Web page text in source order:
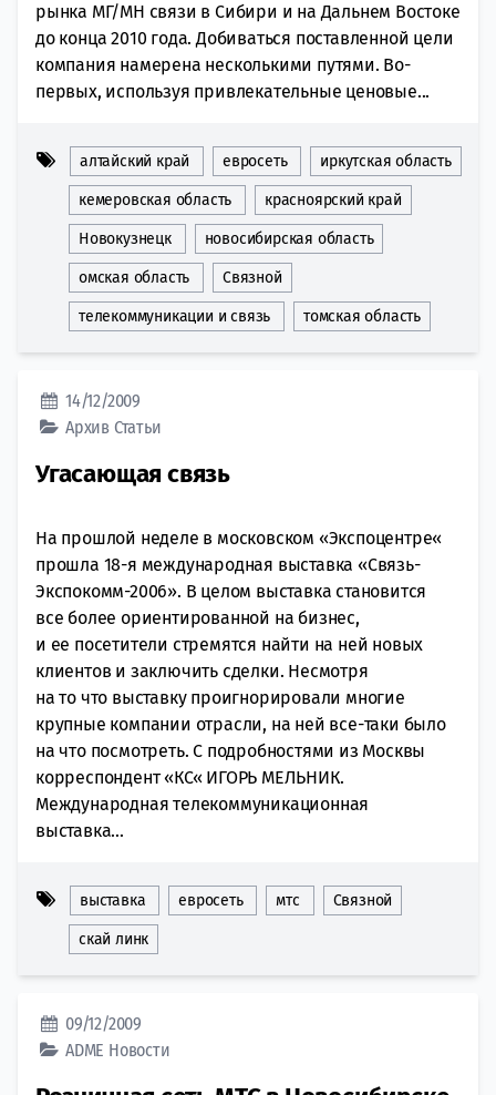
рынка МГ/МН связи в Сибири и на Дальнем Востоке
до конца 2010 года. Добиваться поставленной цели
компания намерена несколькими путями. Во-
первых, используя привлекательные ценовые...
алтайский край евросеть иркутская область
кемеровская область красноярский край
Новокузнецк новосибирская область
омская область Связной
телекоммуникации и связь томская область
14/12/2009
Архив Статьи
Угасающая связь
На прошлой неделе в московском «Экспоцентре«
прошла 18-я международная выставка «Связь-
Экспокомм-2006». В целом выставка становится
все более ориентированной на бизнес,
и ее посетители стремятся найти на ней новых
клиентов и заключить сделки. Несмотря
на то что выставку проигнорировали многие
крупные компании отрасли, на ней все-таки было
на что посмотреть. С подробностями из Москвы
корреспондент «КС« ИГОРЬ МЕЛЬНИК.
Международная телекоммуникационная
выставка...
выставка евросеть мтс Связной
скай линк
09/12/2009
ADME Новости